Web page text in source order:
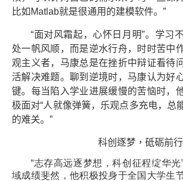
比如Matlab就是很通用的建模软件。”
“面对风霜起，心怀日月明”。学习
处一帆风顺，而是逆水行舟，时时苦中
观主义者，马康总是在挫折中辩证看待
活解决难题。聊到逆境时，马康认为好
键。每当陷入学业进展缓慢的苦恼时，
极面对“人就像弹簧，乐观点多充电，总
的难关。”
科创逐梦，砥砺前行
“志存高远逐梦想，科创征程绽华光
域成绩斐然，他积极投身于全国大学生